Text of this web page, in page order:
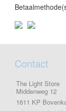
Contact
The Light Store
Middenweg 12
1611 KP